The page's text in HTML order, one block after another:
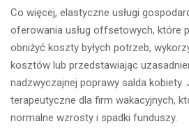
Co więcej, elastyczne usługi
oferowania usług offsetowych, które
obniżyć koszty byłych potrzeb,
kosztów lub przedstawiając
nadzwyczajnej poprawy salda
terapeutyczne dla firm wakacyjnych,
normalne wzrosty i spadki funduszy.